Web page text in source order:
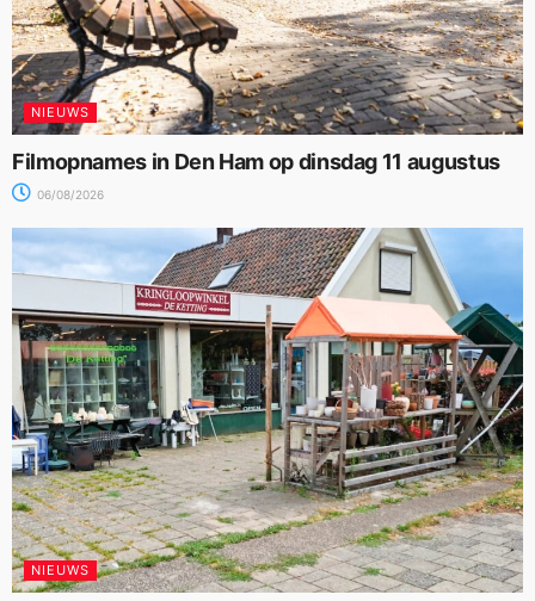
NIEUWS
Filmopnames in Den Ham op dinsdag 11 augustus
06/08/2026
NIEUWS